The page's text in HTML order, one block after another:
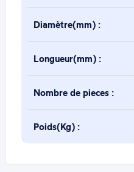
Diamètre(mm) :
Longueur(mm) :
Nombre de pieces :
Poids(Kg) :